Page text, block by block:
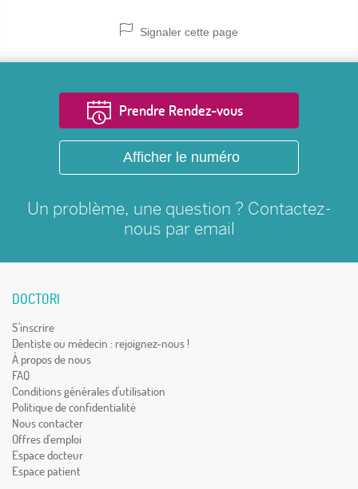
Signaler cette page
Prendre Rendez-vous
Afficher le numéro
Un problème, une question ? Contactez-
nous par email
DOCTORI
S'inscrire
Dentiste ou médecin : rejoignez-nous !
À propos de nous
FAQ
Conditions générales d'utilisation
Politique de confidentialité
Nous contacter
Offres d'emploi
Espace docteur
Espace patient